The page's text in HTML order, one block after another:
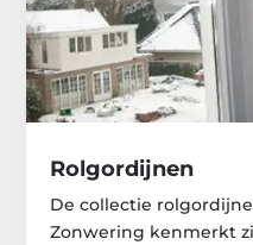
Rolgordijnen
De collectie
Zonwering kenmerkt